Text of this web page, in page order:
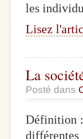
les
Lisez
La
Posté dans
Définition
différentes